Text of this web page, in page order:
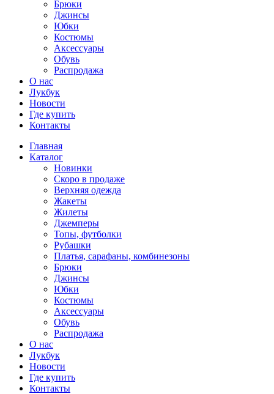
Брюки
Джинсы
Юбки
Костюмы
Аксессуары
Обувь
Распродажа
О нас
Лукбук
Новости
Где купить
Контакты
Главная
Каталог
Новинки
Скоро в продаже
Верхняя одежда
Жакеты
Жилеты
Джемперы
Топы, футболки
Рубашки
Платья, сарафаны, комбинезоны
Брюки
Джинсы
Юбки
Костюмы
Аксессуары
Обувь
Распродажа
О нас
Лукбук
Новости
Где купить
Контакты